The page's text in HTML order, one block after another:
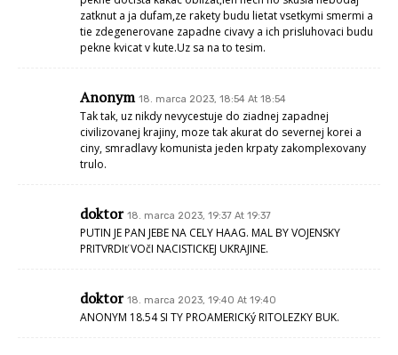
zatknut a ja dufam,ze rakety budu lietat vsetkymi smermi a
tie zdegenerovane zapadne civavy a ich prisluhovaci budu
pekne kvicat v kute.Uz sa na to tesim.
Anonym 18. marca 2023, 18:54 At 18:54
Tak tak, uz nikdy nevycestuje do ziadnej zapadnej
civilizovanej krajiny, moze tak akurat do severnej korei a
ciny, smradlavy komunista jeden krpaty zakomplexovany
trulo.
doktor 18. marca 2023, 19:37 At 19:37
PUTIN JE PAN JEBE NA CELY HAAG. MAL BY VOJENSKY
PRITVRDIť VOčI NACISTICKEJ UKRAJINE.
doktor 18. marca 2023, 19:40 At 19:40
ANONYM 18.54 SI TY PROAMERICKý RITOLEZKY BUK.